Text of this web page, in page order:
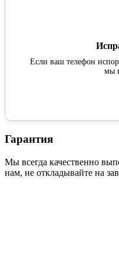
Если ваш телефон
мы
Гарантия
Мы всегда качественно
нам, не откладывайте на